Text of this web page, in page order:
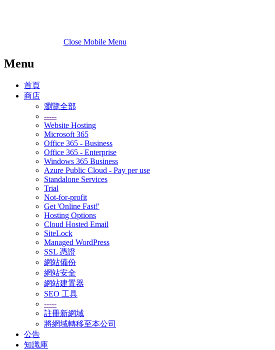
Close Mobile Menu
Menu
首頁
商店
瀏覽全部
-----
Website Hosting
Microsoft 365
Office 365 - Business
Office 365 - Enterprise
Windows 365 Business
Azure Public Cloud - Pay per use
Standalone Services
Trial
Not-for-profit
Get 'Online Fast!'
Hosting Options
Cloud Hosted Email
SiteLock
Managed WordPress
SSL 憑證
網站備份
網站安全
網站建置器
SEO 工具
-----
註冊新網域
將網域轉移至本公司
公告
知識庫